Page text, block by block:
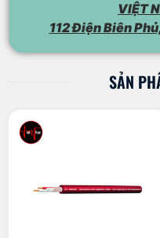
VIỆT
112 Điện Biên
SẢN